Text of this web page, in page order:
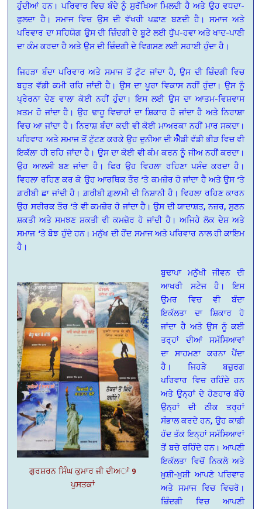
ਹੁੰਦੀਆਂ ਹਨ। ਪਰਿਵਾਰ ਵਿਚ ਬੰਦੇ ਨੂੰ ਸੁਰੱਖਿਆ ਮਿਲਦੀ ਹੈ ਅਤੇ ਉਹ ਵਧਦਾ-
ਫੁਲਦਾ ਹੈ। ਸਮਾਜ ਵਿਚ ਉਸ ਦੀ ਵੱਖਰੀ ਪਛਾਣ ਬਣਦੀ ਹੈ। ਸਮਾਜ ਅਤੇ
ਪਰਿਵਾਰ ਦਾ ਸਹਿਯੋਗ ਉਸ ਦੀ ਜ਼ਿੰਦਗੀ ਦੇ ਬੂਟੇ ਲਈ ਧੁੱਪ-ਹਵਾ ਅਤੇ ਖਾਦ-ਪਾਣੀੇ
ਦਾ ਕੰਮ ਕਰਦਾ ਹੈ ਅਤੇ ਉਸ ਦੀ ਜ਼ਿੰਦਗੀ ਦੇ ਵਿਗਸਣ ਲਈ ਸਹਾਈ ਹੁੰਦਾ ਹੈ।
ਜਿਹੜਾ ਬੰਦਾ ਪਰਿਵਾਰ ਅਤੇ ਸਮਾਜ ਤੋਂ ਟੁੱਟ ਜਾਂਦਾ ਹੈ, ਉਸ ਦੀ ਜ਼ਿੰਦਗੀ ਵਿਚ
ਬਹੁਤ ਵੱਡੀ ਕਮੀ ਰਹਿ ਜਾਂਦੀ ਹੈ। ਉਸ ਦਾ ਪੂਰਾ ਵਿਕਾਸ ਨਹੀਂ ਹੁੰਦਾ। ਉਸ ਨੂੰ
ਪ੍ਰੇਰਨਾ ਦੇਣ ਵਾਲਾ ਕੋਈ ਨਹੀਂ ਹੁੰਦਾ। ਇਸ ਲਈ ਉਸ ਦਾ ਆਤਮ-ਵਿਸ਼ਵਾਸ
ਖ਼ਤਮ ਹੋ ਜਾਂਦਾ ਹੈ। ਉਹ ਢਾਹੂ ਵਿਚਾਰਾਂ ਦਾ ਸ਼ਿਕਾਰ ਹੋ ਜਾਂਦਾ ਹੈ ਅਤੇ ਨਿਰਾਸ਼ਾ
ਵਿਚ ਆ ਜਾਂਦਾ ਹੈ। ਨਿਰਾਸ਼ ਬੰਦਾ ਕਦੀ ਵੀ ਕੋਈ ਮਾਅਰਕਾ ਨਹੀਂ ਮਾਰ ਸਕਦਾ।
ਪਰਿਵਾਰ ਅਤੇ ਸਮਾਜ ਤੋਂ ਟੁੱਟਣ ਕਰਕੇ ਉਹ ਦੁਨੀਆ ਦੀ ਐੈੈੈੈਡੀ ਵੱਡੀ ਭੀੜ ਵਿਚ ਵੀ
ਇਕੱਲਾ ਹੀ ਰਹਿ ਜਾਂਦਾ ਹੈ। ਉਸ ਦਾ ਕੋਈ ਵੀ ਕੰਮ ਕਰਨ ਨੂੰ ਜੀਅ ਨਹੀਂ ਕਰਦਾ।
ਉਹ ਆਲਸੀ ਬਣ ਜਾਂਦਾ ਹੈ। ਫਿਰ ਉਹ ਵਿਹਲਾ ਰਹਿਣਾ ਪਸੰਦ ਕਰਦਾ ਹੈ।
ਵਿਹਲਾ ਰਹਿਣ ਕਰ ਕੇ ਉਹ ਆਰਥਿਕ ਤੌਰ ‘ਤੇ ਕਮਜ਼ੋਰ ਹੋ ਜਾਂਦਾ ਹੈ ਅਤੇ ਉਸ ‘ਤੇ
ਗ਼ਰੀਬੀ ਛਾ ਜਾਂਦੀ ਹੈ। ਗ਼ਰੀਬੀ ਗ਼ੁਲਾਮੀ ਦੀ ਨਿਸ਼ਾਨੀ ਹੈ। ਵਿਹਲਾ ਰਹਿਣ ਕਾਰਨ
ਉਹ ਸਰੀਰਕ ਤੌਰ ‘ਤੇ ਵੀ ਕਮਜ਼ੋਰ ਹੋ ਜਾਂਦਾ ਹੈ। ਉਸ ਦੀ ਯਾਦਾਸ਼ਤ, ਨਜ਼ਰ, ਸੁਣਨ
ਸ਼ਕਤੀ ਅਤੇ ਸਮਝਣ ਸ਼ਕਤੀ ਵੀ ਕਮਜ਼ੋਰ ਹੋ ਜਾਂਦੀ ਹੈ। ਅਜਿਹੇ ਲੋਕ ਦੇਸ਼ ਅਤੇ
ਸਮਾਜ ‘ਤੇ ਬੋਝ ਹੁੰਦੇ ਹਨ। ਮਨੁੱਖ ਦੀ ਹੋਂਦ ਸਮਾਜ ਅਤੇ ਪਰਿਵਾਰ ਨਾਲ ਹੀ ਕਾਇਮ
ਹੈ।
ਗੁਰਸ਼ਰਨ ਸਿੰਘ ਕੁਮਾਰ ਜੀ ਦੀਅਾਂ 9
ਪੁਸਤਕਾਂ
ਬੁਢਾਪਾ ਮਨੁੱਖੀ ਜੀਵਨ ਦੀ
ਆਖਰੀ ਸਟੇਜ ਹੈ। ਇਸ
ਉਮਰ ਵਿਚ ਵੀ ਬੰਦਾ
ਇਕੱਲਤਾ ਦਾ ਸ਼ਿਕਾਰ ਹੋ
ਜਾਂਦਾ ਹੈ ਅਤੇ ਉਸ ਨੂੰ ਕਈ
ਤਰ੍ਹਾਂ ਦੀਆਂ ਸਮੱਸਿਆਵਾਂ
ਦਾ ਸਾਹਮਣਾ ਕਰਨਾ ਪੈਂਦਾ
ਹੈ। ਜਿਹੜੇ ਬਜ਼ੁਰਗ
ਪਰਿਵਾਰ ਵਿਚ ਰਹਿੰਦੇ ਹਨ
ਅਤੇ ਉਨ੍ਹਾਂ ਦੇ ਹੋਣਹਾਰ ਬੱਚੇ
ਉਨ੍ਹਾਂ ਦੀ ਠੀਕ ਤਰ੍ਹਾਂ
ਸੰਭਾਲ ਕਰਦੇ ਹਨ, ਉਹ ਕਾਫ਼ੀ
ਹੱਦ ਤੱਕ ਇਨ੍ਹਾਂ ਸਮੱਸਿਆਵਾਂ
ਤੋਂ ਬਚੇ ਰਹਿੰਦੇ ਹਨ। ਆਪਣੀ
ਇਕੱਲਤਾ ਵਿਚੋਂ ਨਿਕਲੋ ਅਤੇ
ਖ਼ੁਸ਼ੀ-ਖ਼ੁਸ਼ੀ ਆਪਣੇ ਪਰਿਵਾਰ
ਅਤੇ ਸਮਾਜ ਵਿਚ ਵਿਚਰੋ।
ਜ਼ਿੰਦਗੀ ਵਿਚ ਆਪਣੀ